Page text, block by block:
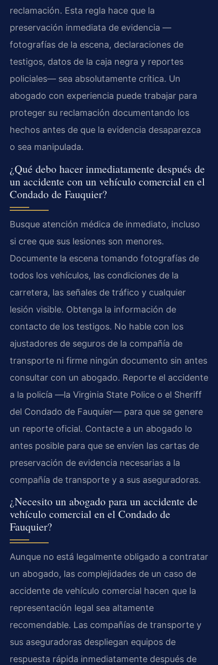
reclamación. Esta regla hace que la
preservación inmediata de evidencia —
fotografías de la escena, declaraciones de
testigos, datos de la caja negra y reportes
policiales— sea absolutamente crítica. Un
abogado con experiencia puede trabajar para
proteger su reclamación documentando los
hechos antes de que la evidencia desaparezca
o sea manipulada.
¿Qué debo hacer inmediatamente después de
un accidente con un vehículo comercial en el
Condado de Fauquier?
Busque atención médica de inmediato, incluso
si cree que sus lesiones son menores.
Documente la escena tomando fotografías de
todos los vehículos, las condiciones de la
carretera, las señales de tráfico y cualquier
lesión visible. Obtenga la información de
contacto de los testigos. No hable con los
ajustadores de seguros de la compañía de
transporte ni firme ningún documento sin antes
consultar con un abogado. Reporte el accidente
a la policía —la Virginia State Police o el Sheriff
del Condado de Fauquier— para que se genere
un reporte oficial. Contacte a un abogado lo
antes posible para que se envíen las cartas de
preservación de evidencia necesarias a la
compañía de transporte y a sus aseguradoras.
¿Necesito un abogado para un accidente de
vehículo comercial en el Condado de
Fauquier?
Aunque no está legalmente obligado a contratar
un abogado, las complejidades de un caso de
accidente de vehículo comercial hacen que la
representación legal sea altamente
recomendable. Las compañías de transporte y
sus aseguradoras despliegan equipos de
respuesta rápida inmediatamente después de